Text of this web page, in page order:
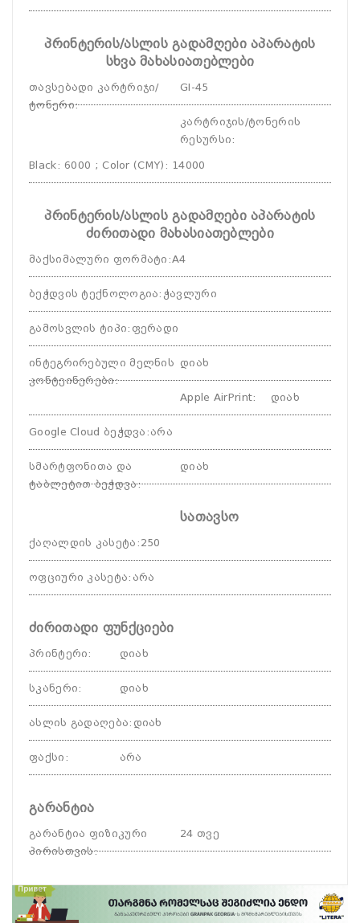
პრინტერის/ასლის გადამღები აპარატის
სხვა მახასიათებლები
თავსებადი კარტრიჯი/
ტონერი:
GI-45
კარტრიჯის/ტონერის
რესურსი:
Black: 6000 ; Color (CMY): 14000
პრინტერის/ასლის გადამღები აპარატის
ძირითადი მახასიათებლები
მაქსიმალური ფორმატი :A4
ბეჭდვის ტექნოლოგია: ჭავლური
გამოსვლის ტიპი: ფერადი
ინტეგრირებული მელნის
კონტეინერები:
დიახ
Apple AirPrint: დიახ
Google Cloud ბეჭდვა : არა
სმარტფონითა და
ტაბლეტით ბეჭდვა:
დიახ
სათავსო
ქაღალდის კასეტა : 250
ოფციური კასეტა: არა
ძირითადი ფუნქციები
პრინტერი: დიახ
სკანერი: დიახ
ასლის გადაღება: დიახ
ფაქსი : არა
გარანტია
გარანტია ფიზიკური
პირისთვის:
24 თვე